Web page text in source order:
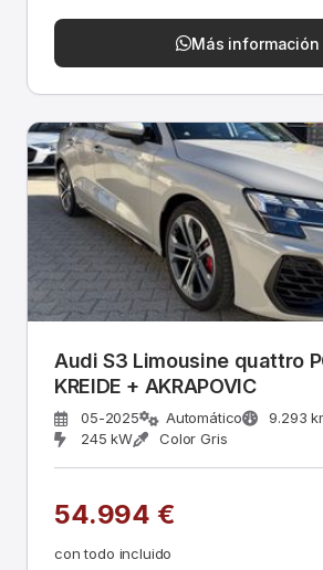
Más información
Audi S3 Limousine quattro
KREIDE + AKRAPOVIC
05-2025 Automático 9.293
245 kW
Color Gris
54.994 €
con todo incluido